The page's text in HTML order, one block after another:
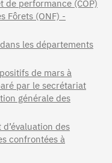
performance (COP)
Fôrets (ONF) -
les départements
de mars à
par le secrétariat
générale des
des
confrontées à